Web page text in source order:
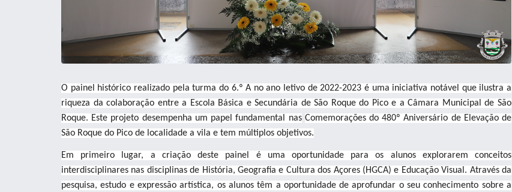
O painel histórico realizado pela turma do 6.º A no ano letivo de 2022-2023 é uma iniciativa notável que ilustra a
riqueza da colaboração entre a Escola Básica e Secundária de São Roque do Pico e a Câmara Municipal de São
Roque. Este projeto desempenha um papel fundamental nas Comemorações do 480º Aniversário de Elevação de
São Roque do Pico de localidade a vila e tem múltiplos objetivos.
Em primeiro lugar, a criação deste painel é uma oportunidade para os alunos explorarem conceitos
interdisciplinares nas disciplinas de História, Geografia e Cultura dos Açores (HGCA) e Educação Visual. Através da
pesquisa, estudo e expressão artística, os alunos têm a oportunidade de aprofundar o seu conhecimento sobre a